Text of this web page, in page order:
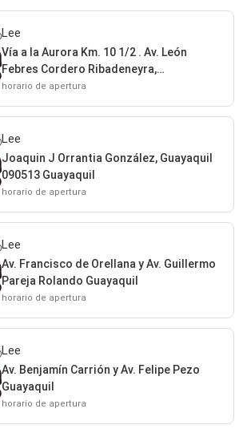
Lee
Vía a la Aurora Km. 10 1/2 . Av. León
Febres Cordero Ribadeneyra,
Samborondón Samborondón
horario de apertura
Lee
Joaquin J Orrantia González, Guayaquil
090513 Guayaquil
horario de apertura
Lee
Av. Francisco de Orellana y Av. Guillermo
Pareja Rolando Guayaquil
horario de apertura
Lee
Av. Benjamín Carrión y Av. Felipe Pezo
Guayaquil
horario de apertura